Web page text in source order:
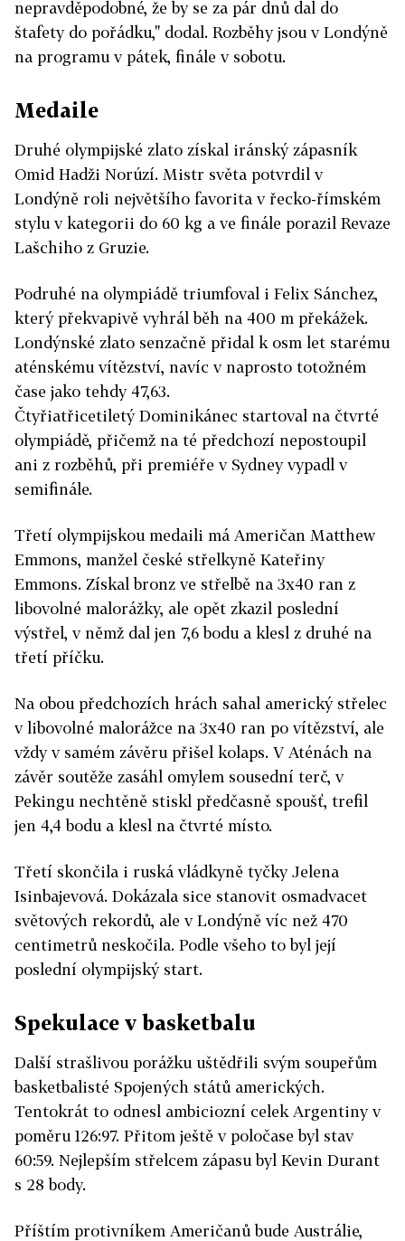
nepravděpodobné, že by se za pár dnů dal do
štafety do pořádku," dodal. Rozběhy jsou v Londýně
na programu v pátek, finále v sobotu.
Medaile
Druhé olympijské zlato získal iránský zápasník
Omid Hadži Norúzí. Mistr světa potvrdil v
Londýně roli největšího favorita v řecko-římském
stylu v kategorii do 60 kg a ve finále porazil Revaze
Lašchiho z Gruzie.
Podruhé na olympiádě triumfoval i Felix Sánchez,
který překvapivě vyhrál běh na 400 m překážek.
Londýnské zlato senzačně přidal k osm let starému
aténskému vítězství, navíc v naprosto totožném
čase jako tehdy 47,63.
Čtyřiatřicetiletý Dominikánec startoval na čtvrté
olympiádě, přičemž na té předchozí nepostoupil
ani z rozběhů, při premiéře v Sydney vypadl v
semifinále.
Třetí olympijskou medaili má Američan Matthew
Emmons, manžel české střelkyně Kateřiny
Emmons. Získal bronz ve střelbě na 3x40 ran z
libovolné malorážky, ale opět zkazil poslední
výstřel, v němž dal jen 7,6 bodu a klesl z druhé na
třetí příčku.
Na obou předchozích hrách sahal americký střelec
v libovolné malorážce na 3x40 ran po vítězství, ale
vždy v samém závěru přišel kolaps. V Aténách na
závěr soutěže zasáhl omylem sousední terč, v
Pekingu nechtěně stiskl předčasně spoušť, trefil
jen 4,4 bodu a klesl na čtvrté místo.
Třetí skončila i ruská vládkyně tyčky Jelena
Isinbajevová. Dokázala sice stanovit osmadvacet
světových rekordů, ale v Londýně víc než 470
centimetrů neskočila. Podle všeho to byl její
poslední olympijský start.
Spekulace v basketbalu
Další strašlivou porážku uštědřili svým soupeřům
basketbalisté Spojených států amerických.
Tentokrát to odnesl ambiciozní celek Argentiny v
poměru 126:97. Přitom ještě v poločase byl stav
60:59. Nejlepším střelcem zápasu byl Kevin Durant
s 28 body.
Příštím protivníkem Američanů bude Austrálie,